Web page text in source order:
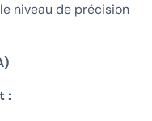
niveau de précision
: